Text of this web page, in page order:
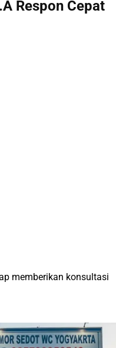
Respon Cepat
memberikan konsultasi